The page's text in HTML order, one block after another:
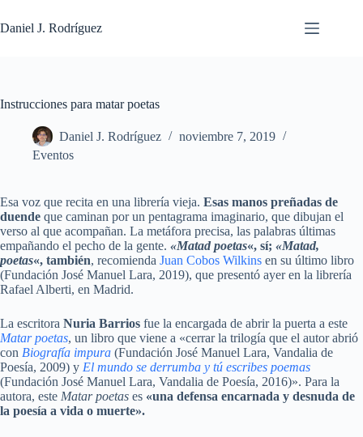
al
contenido
Daniel J. Rodríguez
Instrucciones para matar poetas
Daniel J. Rodríguez
noviembre 7, 2019
Eventos
Esa voz que recita en una librería vieja. Esas manos preñadas de
duende que caminan por un pentagrama imaginario, que dibujan el
verso al que acompañan. La metáfora precisa, las palabras últimas
empañando el pecho de la gente. «Matad poetas«, sí; «Matad,
poetas«, también, recomienda Juan Cobos Wilkins en su último libro
(Fundación José Manuel Lara, 2019), que presentó ayer en la librería
Rafael Alberti, en Madrid.
La escritora Nuria Barrios fue la encargada de abrir la puerta a este
Matar poetas, un libro que viene a «cerrar la trilogía que el autor abrió
con Biografía impura (Fundación José Manuel Lara, Vandalia de
Poesía, 2009) y El mundo se derrumba y tú escribes poemas
(Fundación José Manuel Lara, Vandalia de Poesía, 2016)». Para la
autora, este Matar poetas es «una defensa encarnada y desnuda de
la poesía a vida o muerte».